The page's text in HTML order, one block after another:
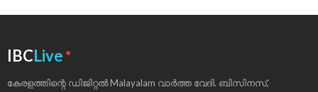
IBCLive ●
കേരളത്തിന്റെ ഡിജിറ്റൽ Malayalam വാർത്ത വേദി. ബിസിനസ്,